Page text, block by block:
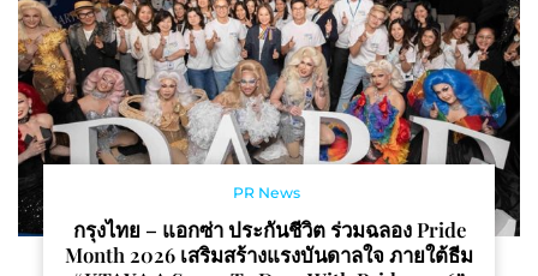
PR News
กรุงไทย – แอกซ่า ประกันชีวิต ร่วมฉลอง Pride
Month 2026 เสริมสร้างแรงบันดาลใจ ภายใต้ธีม